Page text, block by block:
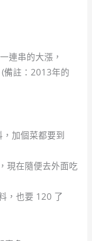
連串的大漲，
備註：2013年的
加個菜都要到
現在隨便去外面吃
，也要 120 了